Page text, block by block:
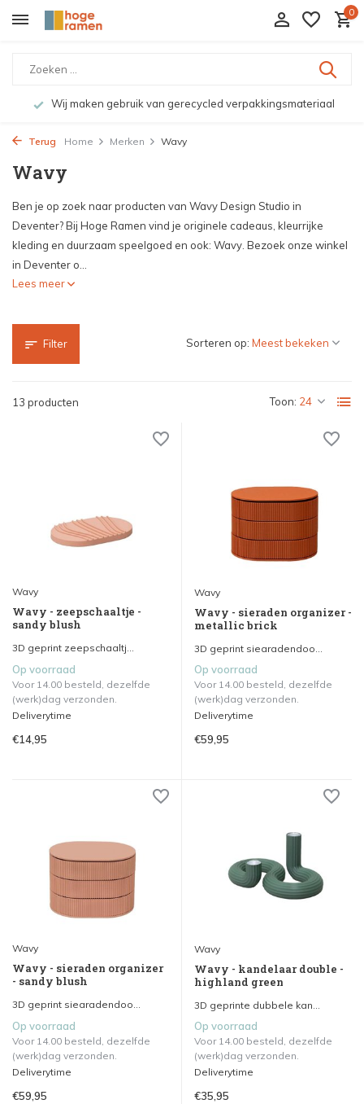
0
Wij maken gebruik van gerecycled verpakkingsmateriaal
Terug Home Merken Wavy
Wavy
Ben je op zoek naar producten van Wavy Design Studio in
Deventer? Bij Hoge Ramen vind je originele cadeaus, kleurrijke
kleding en duurzaam speelgoed en ook: Wavy. Bezoek onze winkel
in Deventer o...
Lees meer
Filter
13 producten Toon:
Sorteren op:
Wavy
Wavy - zeepschaaltje -
sandy blush
3D geprint zeepschaaltj...
Op voorraad
Voor 14.00 besteld, dezelfde
(werk)dag verzonden.
Deliverytime
€14,95
Wavy
Wavy - sieraden organizer -
metallic brick
3D geprint siearadendoo...
Op voorraad
Voor 14.00 besteld, dezelfde
(werk)dag verzonden.
Deliverytime
€59,95
Wavy
Wavy - sieraden organizer
- sandy blush
3D geprint siearadendoo...
Op voorraad
Voor 14.00 besteld, dezelfde
(werk)dag verzonden.
Deliverytime
€59,95
Wavy
Wavy - kandelaar double -
highland green
3D geprinte dubbele kan...
Op voorraad
Voor 14.00 besteld, dezelfde
(werk)dag verzonden.
Deliverytime
€35,95